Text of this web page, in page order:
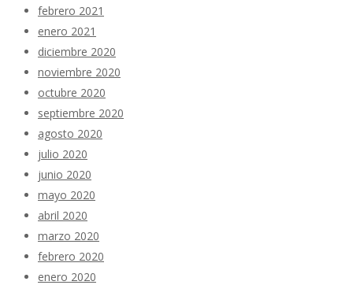
febrero 2021
enero 2021
diciembre 2020
noviembre 2020
octubre 2020
septiembre 2020
agosto 2020
julio 2020
junio 2020
mayo 2020
abril 2020
marzo 2020
febrero 2020
enero 2020